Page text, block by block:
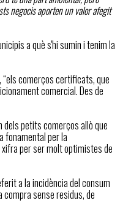
negocis aporten un valor afegit
a què s'hi sumin i tenim la
comerços certificats, que
comercial. Des de
dels petits comerços allò que
fonamental per la
per ser molt optimistes de
a la incidència del consum
sense residus, de